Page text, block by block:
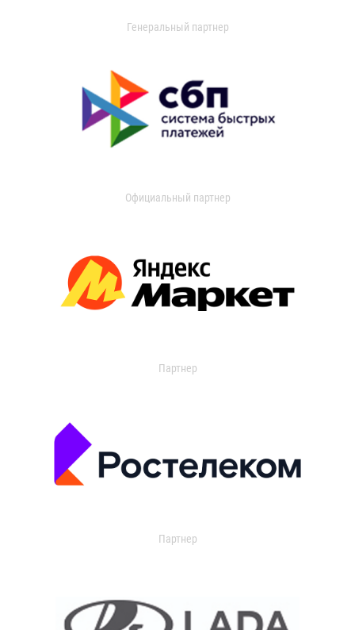
Генеральный партнер
Официальный партнер
Партнер
Партнер